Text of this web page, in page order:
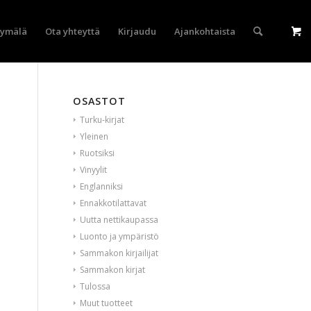
Ota yhteyttä Kirjaudu Ajankohtaista
OSASTOT
Turku-kirjat
Yleinen
Ruotsiksi
Vinyylit
Englanniksi
Ennakkotilattavat
Uutta nettikaupassa
Luonto ja ympäristö
Sammakon kirjailijat
Sammakon kirjat
Tulossa
Muut tuotteet